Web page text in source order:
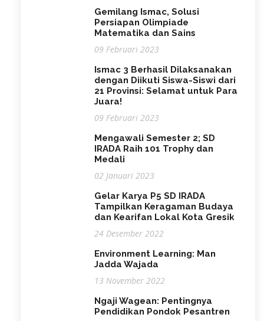
Gemilang Ismac, Solusi
Persiapan Olimpiade
Matematika dan Sains
09 Februari 2023
Ismac 3 Berhasil Dilaksanakan
dengan Diikuti Siswa-Siswi dari
21 Provinsi: Selamat untuk Para
Juara!
09 Februari 2023
Mengawali Semester 2; SD
IRADA Raih 101 Trophy dan
Medali
02 Januari 2023
Gelar Karya P5 SD IRADA
Tampilkan Keragaman Budaya
dan Kearifan Lokal Kota Gresik
24 Desember 2022
Environment Learning: Man
Jadda Wajada
13 November 2022
Ngaji Wagean: Pentingnya
Pendidikan Pondok Pesantren